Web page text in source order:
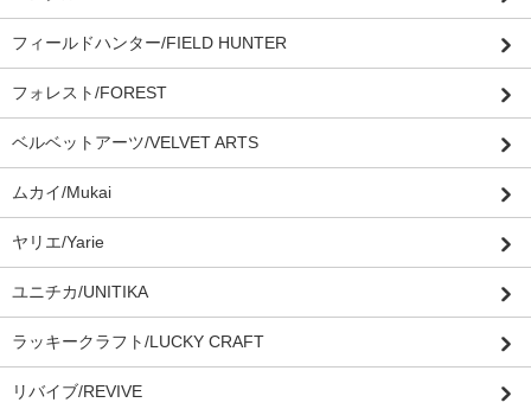
フィールドハンター/FIELD HUNTER
フォレスト/FOREST
ベルベットアーツ/VELVET ARTS
ムカイ/Mukai
ヤリエ/Yarie
ユニチカ/UNITIKA
ラッキークラフト/LUCKY CRAFT
リバイブ/REVIVE